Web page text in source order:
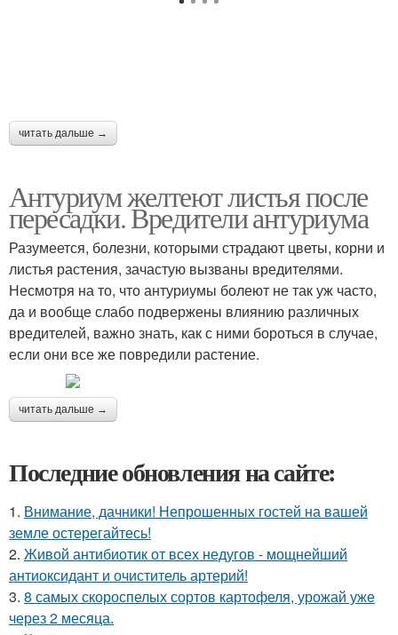
читать дальше →
Антуриум желтеют листья после
пересадки. Вредители антуриума
Разумеется, болезни, которыми страдают цветы, корни и
листья растения, зачастую вызваны вредителями.
Несмотря на то, что антуриумы болеют не так уж часто,
да и вообще слабо подвержены влиянию различных
вредителей, важно знать, как с ними бороться в случае,
если они все же повредили растение.
читать дальше →
Последние обновления на сайте:
1. Внимание, дачники! Непрошенных гостей на вашей
земле остерегайтесь!
2. Живой антибиотик от всех недугов - мощнейший
антиоксидант и очиститель артерий!
3. 8 самых скороспелых сортов картофеля, урожай уже
через 2 месяца.